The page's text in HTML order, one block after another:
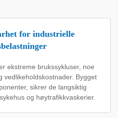
for industrielle
ekstreme brukssykluser, noe
vedlikeholdskostnader. Bygget
sikrer de langsiktig
og høytrafikkvaskerier.